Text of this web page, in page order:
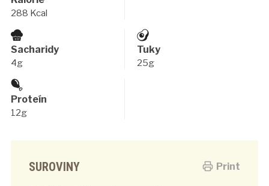
288 Kcal
Sacharidy
4g
Tuky
25g
Proteín
12g
Print
SUROVINY